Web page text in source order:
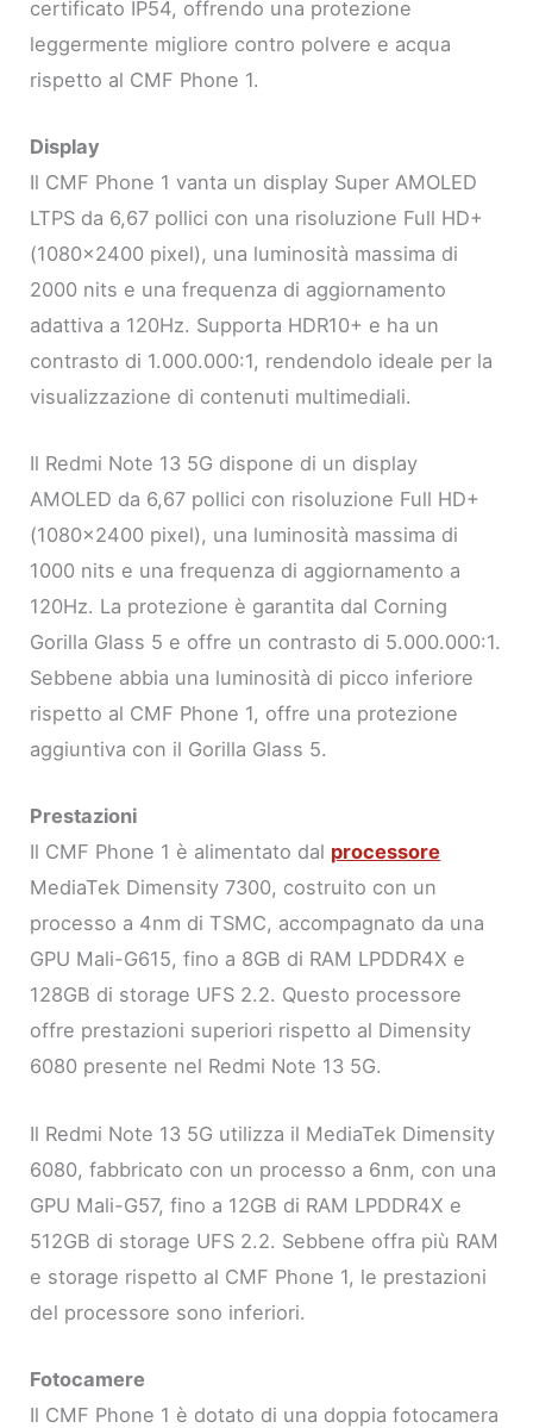
certificato IP54, offrendo una protezione
leggermente migliore contro polvere e acqua
rispetto al CMF Phone 1.
Display
Il CMF Phone 1 vanta un display Super AMOLED
LTPS da 6,67 pollici con una risoluzione Full HD+
(1080×2400 pixel), una luminosità massima di
2000 nits e una frequenza di aggiornamento
adattiva a 120Hz. Supporta HDR10+ e ha un
contrasto di 1.000.000:1, rendendolo ideale per la
visualizzazione di contenuti multimediali.
Il Redmi Note 13 5G dispone di un display
AMOLED da 6,67 pollici con risoluzione Full HD+
(1080×2400 pixel), una luminosità massima di
1000 nits e una frequenza di aggiornamento a
120Hz. La protezione è garantita dal Corning
Gorilla Glass 5 e offre un contrasto di 5.000.000:1.
Sebbene abbia una luminosità di picco inferiore
rispetto al CMF Phone 1, offre una protezione
aggiuntiva con il Gorilla Glass 5.
Prestazioni
Il CMF Phone 1 è alimentato dal processore
MediaTek Dimensity 7300, costruito con un
processo a 4nm di TSMC, accompagnato da una
GPU Mali-G615, fino a 8GB di RAM LPDDR4X e
128GB di storage UFS 2.2. Questo processore
offre prestazioni superiori rispetto al Dimensity
6080 presente nel Redmi Note 13 5G.
Il Redmi Note 13 5G utilizza il MediaTek Dimensity
6080, fabbricato con un processo a 6nm, con una
GPU Mali-G57, fino a 12GB di RAM LPDDR4X e
512GB di storage UFS 2.2. Sebbene offra più RAM
e storage rispetto al CMF Phone 1, le prestazioni
del processore sono inferiori.
Fotocamere
Il CMF Phone 1 è dotato di una doppia fotocamera